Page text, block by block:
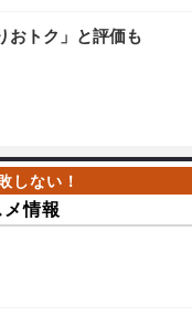
おトク」と評価も
情報